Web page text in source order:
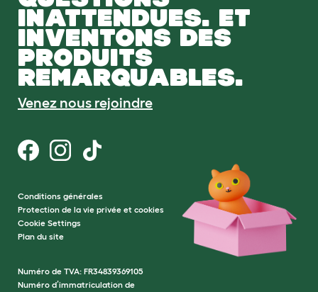
INATTENDUES. ET
INVENTONS DES
PRODUITS
REMARQUABLES.
Venez nous rejoindre
Conditions générales
Protection de la vie privée et cookies
Cookie Settings
Plan du site
Numéro de TVA: FR34839369105
Numéro d’immatriculation de